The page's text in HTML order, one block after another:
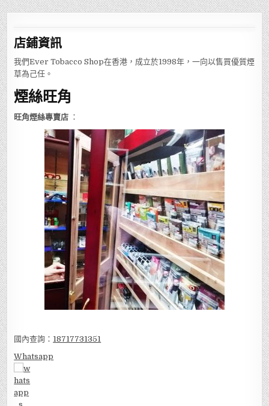
店鋪資訊
我們Ever Tobacco Shop在香港，成立於1998年，一向以售買優質煙
草為己任。
煙絲旺角
旺角煙絲專賣店 ：
國內查詢： 18717731351
Whatsapp